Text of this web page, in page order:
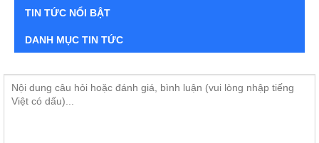
TIN TỨC NỔI BẬT
DANH MỤC TIN TỨC